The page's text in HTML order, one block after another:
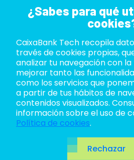
¿Sabes para qué
CaixaBank Tech recopila
través de cookies propias,
analizar tu navegación con la
mejorar tanto las
como los servicios que
a partir de tus hábitos de
contenidos visualizados.
información sobre el uso de
Política de cookies.
Rechazar
ABOUT US
LIFE AT TECH
JOIN US
BLOG
The
is